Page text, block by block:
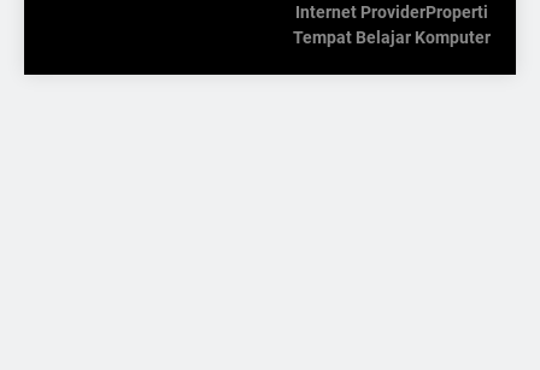
Internet ProviderProperti
Tempat Belajar Komputer